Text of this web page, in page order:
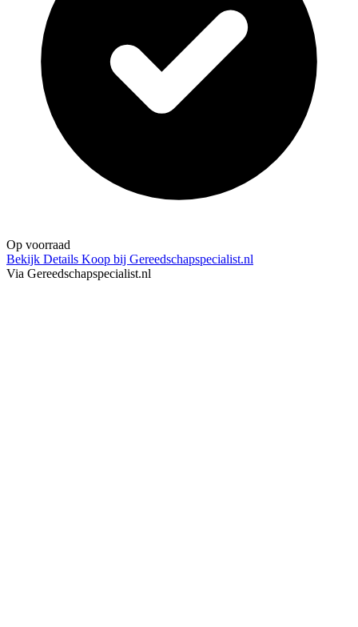
Op voorraad
Bekijk Details Koop bij Gereedschapspecialist.nl
Via Gereedschapspecialist.nl